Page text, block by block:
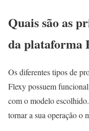
Quais são as
da plataforma
Os diferentes tipos de
Flexy possuem
com o modelo
tornar a sua operação o